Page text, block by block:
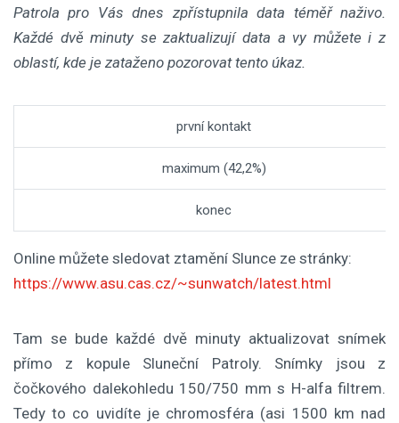
Patrola pro Vás dnes zpřístupnila data téměř naživo.
Každé dvě minuty se zaktualizují data a vy můžete i z
oblastí, kde je zataženo pozorovat tento úkaz.
první kontakt
maximum (42,2%)
konec
Online můžete sledovat ztamění Slunce ze stránky:
https://www.asu.cas.cz/~sunwatch/latest.html
Tam se bude každé dvě minuty aktualizovat snímek
přímo z kopule Sluneční Patroly. Snímky jsou z
čočkového dalekohledu 150/750 mm s H-alfa filtrem.
Tedy to co uvidíte je chromosféra (asi 1500 km nad